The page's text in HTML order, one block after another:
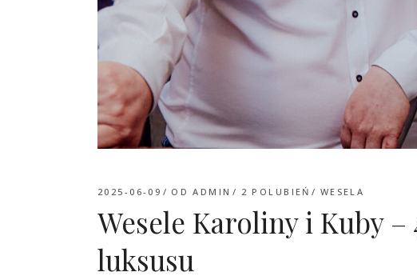
2025-06-09 ODADMIN 2 POLUBIEŃ WESELA
Wesele Karoliny i Kuby
luksusu